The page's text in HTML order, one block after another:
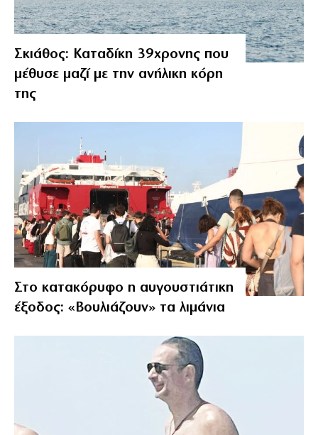
Σκιάθος: Καταδίκη 39χρονης που
μέθυσε μαζί με την ανήλικη κόρη
της
Στο κατακόρυφο η αυγουστιάτικη
έξοδος: «Βουλιάζουν» τα λιμάνια